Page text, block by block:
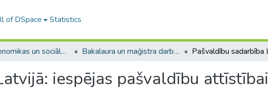
of DSpace Statistics
A -- Ekonomikas un sociālo zinātņu fakultāte / Faculty of Economics and Social Sciences Bakalaura un maģistra darbi (ESZF) / Bachelor's and Master's theses
iespējas pašvaldību attīstībai